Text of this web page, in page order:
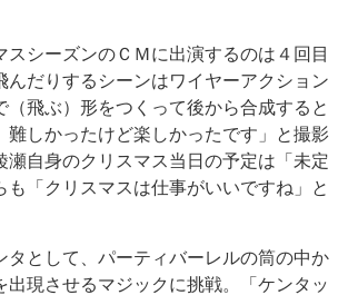
シーズンのＣＭに出演するのは４回目
んだりするシーンはワイヤーアクション
（飛ぶ）形をつくって後から合成すると
難しかったけど楽しかったです」と撮影
瀬自身のクリスマス当日の予定は「未定
も「クリスマスは仕事がいいですね」と
として、パーティバーレルの筒の中か
出現させるマジックに挑戦。「ケンタッ